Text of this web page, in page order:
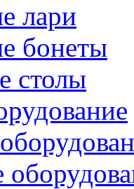
лари
бонеты
столы